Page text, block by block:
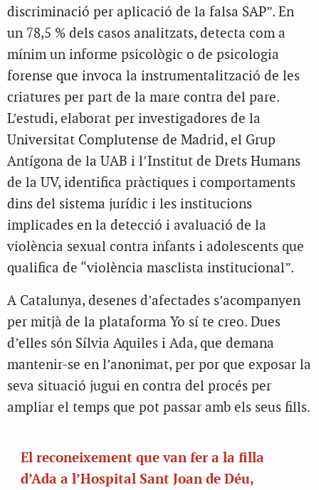
discriminació per aplicació de la falsa SAP”. En
un 78,5 % dels casos analitzats, detecta com a
mínim un informe psicològic o de psicologia
forense que invoca la instrumentalització de les
criatures per part de la mare contra del pare.
L’estudi, elaborat per investigadores de la
Universitat Complutense de Madrid, el Grup
Antígona de la UAB i l’Institut de Drets Humans
de la UV, identifica pràctiques i comportaments
dins del sistema jurídic i les institucions
implicades en la detecció i avaluació de la
violència sexual contra infants i adolescents que
qualifica de “violència masclista institucional”.
A Catalunya, desenes d’afectades s’acompanyen
per mitjà de la plataforma Yo sí te creo. Dues
d’elles són Sílvia Aquiles i Ada, que demana
mantenir-se en l’anonimat, per por que exposar la
seva situació jugui en contra del procés per
ampliar el temps que pot passar amb els seus fills.
El reconeixement que van fer a la filla
d’Ada a l’Hospital Sant Joan de Déu,